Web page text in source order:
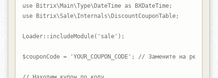
use Bitrix\Main\Type\DateTime as BXDateTime;
use Bitrix\Sale\Internals\DiscountCouponTable;
Loader::includeModule('sale');
$couponCode = 'YOUR_COUPON_CODE'; // Замените на